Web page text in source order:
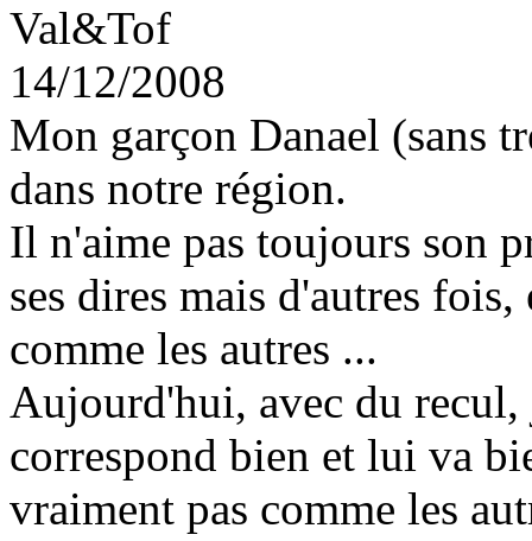
Val&Tof
14/12/2008
Mon garçon Danael (sans
dans notre région.
Il n'aime pas toujours son
ses dires mais d'autres
comme les autres ...
Aujourd'hui, avec du recul,
correspond bien et lui va
vraiment pas comme les